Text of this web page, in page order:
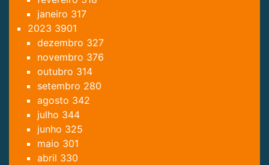
janeiro 317
2023 3901
dezembro 327
novembro 376
outubro 314
setembro 280
agosto 342
julho 344
junho 325
maio 301
abril 330